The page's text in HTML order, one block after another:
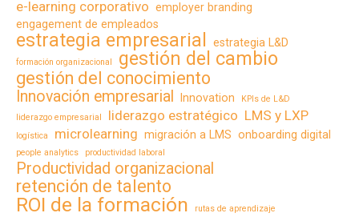
e-learning corporativo employer branding
engagement de empleados
estrategia empresarial estrategia L&D
formación organizacional gestión del cambio
gestión del conocimiento
Innovación empresarial Innovation
KPIs de L&D
liderazgo empresarial
liderazgo estratégico LMS y LXP
logística microlearning migración a LMS onboarding digital
people analytics productividad laboral
Productividad organizacional
retención de talento
ROI de la formación
rutas de aprendizaje